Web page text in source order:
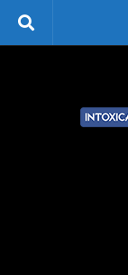
Skip to content